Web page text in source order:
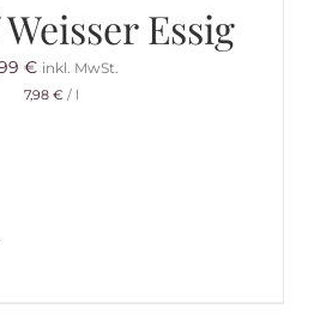
Essig
€ inkl. MwSt.
7,98 € / l